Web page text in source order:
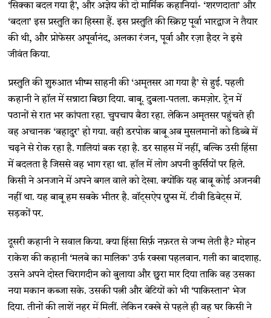
‘सिक्का बदल गया है’, और अज्ञेय की दो मार्मिक कहानियां- ‘शरणदाता’ और
‘बदला’ इस प्रस्तुति का हिस्सा हैं. इस प्रस्तुति की स्क्रिप्ट पूर्वा भारद्वाज ने तैयार
की थी, और प्रोफेसर अपूर्वानंद, अलका रंजन, पूर्वा और रज़ा हैदर ने इसे
जीवंत किया.
प्रस्तुति की शुरुआत भीष्म साहनी की ‘अमृतसर आ गया है’ से हुई. पहली
कहानी ने हॉल में सन्नाटा बिछा दिया. बाबू. दुबला-पतला. कमज़ोर. ट्रेन में
पठानों से रात भर कांपता रहा. चुपचाप बैठा रहा. लेकिन अमृतसर पहुंचते ही
वह अचानक ‘बहादुर’ हो गया. वही डरपोक बाबू अब मुसलमानों को डिब्बे में
चढ़ने से रोक रहा है. गालियां बक रहा है. डर साहस में नहीं, बल्कि उसी हिंसा
में बदलता है जिससे वह भाग रहा था. हॉल में लोग अपनी कुर्सियों पर हिले.
किसी ने अनजाने में अपने बगल वाले को देखा. क्योंकि यह बाबू कोई अजनबी
नहीं था. यह बाबू हम सबके भीतर है. वॉट्सऐप ग्रुप्स में. टीवी डिबेट्स में.
सड़कों पर.
दूसरी कहानी ने सवाल किया. क्या हिंसा सिर्फ़ नफ़रत से जन्म लेती है? मोहन
राकेश की कहानी ‘मलबे का मालिक’ उर्फ रक्खा पहलवान. गली का बादशाह.
उसने अपने दोस्त चिरागदीन को बुलाया और छुरा मार दिया ताकि वह उसका
नया मकान कब्जा सके. उसकी पत्नी और बेटियों को भी ‘पाकिस्तान’ भेज
दिया. तीनों की लाशें नहर में मिलीं. लेकिन रक्खे से पहले ही वह घर किसी ने